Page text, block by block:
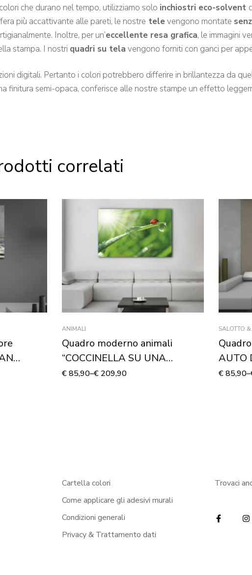
che durano nel tempo, utilizziamo solo inchiostri eco-solvent
più accattivante alle pareti, le nostre tele vengono montate
Inoltre, per un’eccellente resa grafica, le immagini
stampa. I nostri quadri su tela vengono forniti con ganci per
digitali. Pertanto i colori potrebbero differire in brillantezza da
finitura semi-opaca, conferisce alle nostre stampe un effetto
correlati
su tela
ANIMALI
Quadro moderno animali
“COCCINELLA SU UNA
FOGLIA” – Stampa su tela
€85,90–€ 209,90
SALOTTO
AUTO
tela
€85,90–
Cartella colori
Come applicare gli adesivi murali
Condizioni generali
Privacy & Trattamento dati
Trovaci